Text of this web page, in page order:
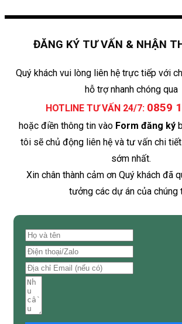
ĐĂNG KÝ TƯ VẤN & NHẬN
Quý khách vui lòng liên hệ trực tiếp với
hỗ trợ nhanh chóng qua
HOTLINE TƯ VẤN 24/7: 0859
hoặc điền thông tin vào Form đăng ký
tôi sẽ chủ động liên hệ và tư vấn chi
sớm nhất.
Xin chân thành cảm ơn Quý khách đã
tưởng các dự án của chúng